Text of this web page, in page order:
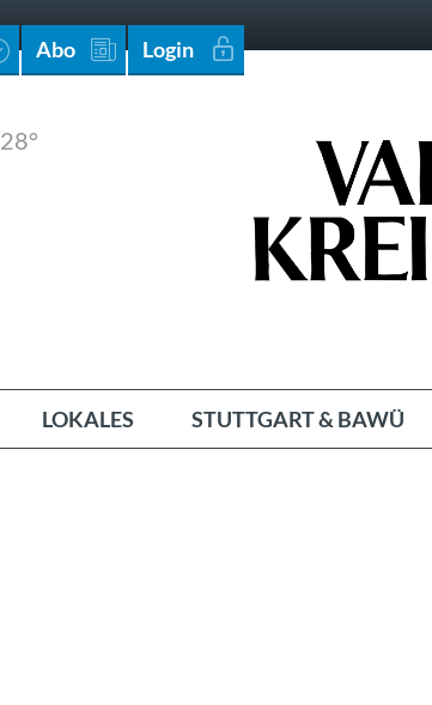
Abo Login
28°
LOKALES STUTTGART & BAWÜ